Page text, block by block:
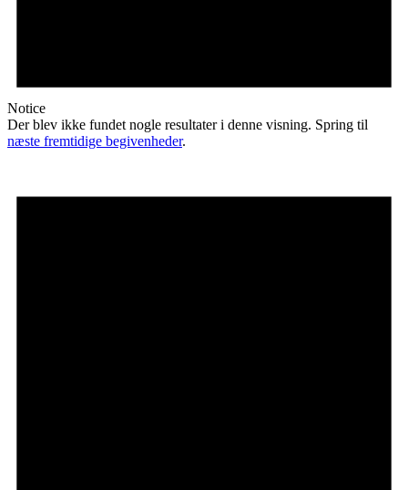
Notice
Der blev ikke fundet nogle resultater i denne visning. Spring til
næste fremtidige begivenheder.